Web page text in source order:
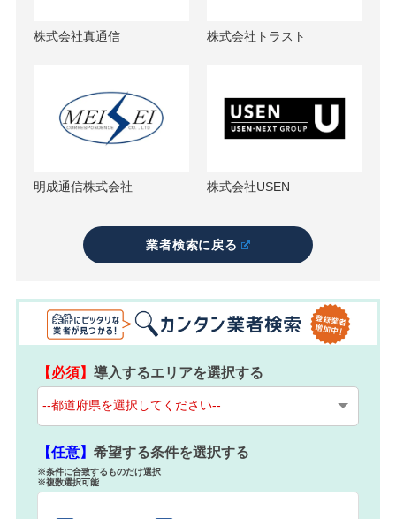
株式会社真通信 株式会社トラスト
明成通信株式会社 株式会社USEN
業者検索に戻る
【必須】導入するエリアを選択する
【任意】希望する条件を選択する
※条件に合致するものだけ選択
※複数選択可能